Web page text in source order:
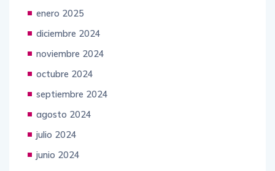
enero 2025
diciembre 2024
noviembre 2024
octubre 2024
septiembre 2024
agosto 2024
julio 2024
junio 2024